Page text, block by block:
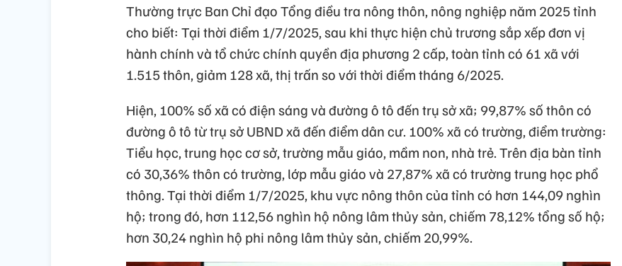
Thường trực Ban Chỉ đạo Tổng điều tra nông thôn, nông nghiệp năm 2025 tỉnh
cho biết: Tại thời điểm 1/7/2025, sau khi thực hiện chủ trương sắp xếp đơn vị
hành chính và tổ chức chính quyền địa phương 2 cấp, toàn tỉnh có 61 xã với
1.515 thôn, giảm 128 xã, thị trấn so với thời điểm tháng 6/2025.
Hiện, 100% số xã có điện sáng và đường ô tô đến trụ sở xã; 99,87% số thôn có
đường ô tô từ trụ sở UBND xã đến điểm dân cư. 100% xã có trường, điểm trường:
Tiểu học, trung học cơ sở, trường mẫu giáo, mầm non, nhà trẻ. Trên địa bàn tỉnh
có 30,36% thôn có trường, lớp mẫu giáo và 27,87% xã có trường trung học phổ
thông. Tại thời điểm 1/7/2025, khu vực nông thôn của tỉnh có hơn 144,09 nghìn
hộ; trong đó, hơn 112,56 nghìn hộ nông lâm thủy sản, chiếm 78,12% tổng số hộ;
hơn 30,24 nghìn hộ phi nông lâm thủy sản, chiếm 20,99%.